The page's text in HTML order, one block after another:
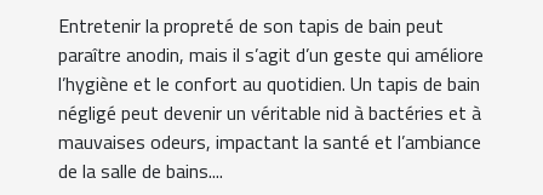
Entretenir la propreté de son tapis de bain peut
paraître anodin, mais il s’agit d’un geste qui améliore
l’hygiène et le confort au quotidien. Un tapis de bain
négligé peut devenir un véritable nid à bactéries et à
mauvaises odeurs, impactant la santé et l’ambiance
de la salle de bains....